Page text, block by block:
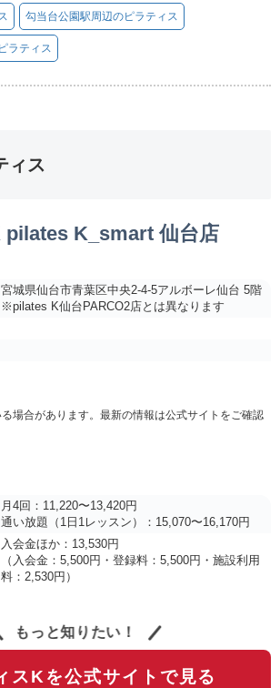
勾当台公園駅周辺のピラティス
ラティス
ィス
pilates K_smart 仙台店
宮城県仙台市青葉区中央2-4-5アルボーレ仙台 5階
※pilates K仙台PARCO2店とは異なります
場合があります。最新の情報は公式サイトをご確認
月4回：11,220〜13,420円
通い放題（1日1レッスン）：15,070〜16,170円
入会金ほか：13,530円
（入会金：5,500円・登録料：5,500円・施設利用
料：2,530円）
もっと知りたい！
スKを公式サイトで見る